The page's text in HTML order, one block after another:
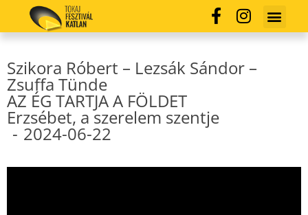
Szikora Róbert – Lezsák Sándor –
Zsuffa Tünde
AZ ÉG TARTJA A FÖLDET
Erzsébet, a szerelem szentje
- 2024-06-22